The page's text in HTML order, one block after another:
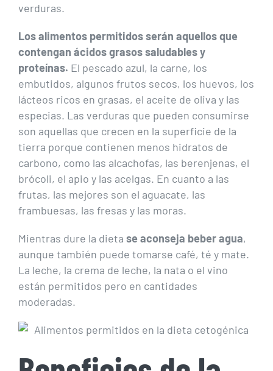
verduras.
Los alimentos permitidos serán aquellos que
contengan ácidos grasos saludables y
proteínas. El pescado azul, la carne, los
embutidos, algunos frutos secos, los huevos, los
lácteos ricos en grasas, el aceite de oliva y las
especias. Las verduras que pueden consumirse
son aquellas que crecen en la superficie de la
tierra porque contienen menos hidratos de
carbono, como las alcachofas, las berenjenas, el
brócoli, el apio y las acelgas. En cuanto a las
frutas, las mejores son el aguacate, las
frambuesas, las fresas y las moras.
Mientras dure la dieta se aconseja beber agua,
aunque también puede tomarse café, té y mate.
La leche, la crema de leche, la nata o el vino
están permitidos pero en cantidades
moderadas.